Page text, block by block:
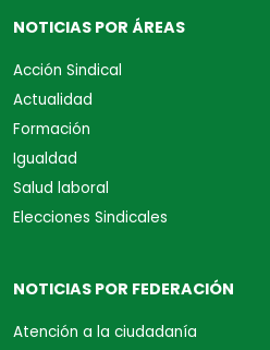
NOTICIAS POR ÁREAS
Acción Sindical
Actualidad
Formación
Igualdad
Salud laboral
Elecciones Sindicales
NOTICIAS POR FEDERACIÓN
Atención a la ciudadanía